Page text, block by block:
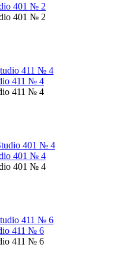
401 № 2
401 № 2
411 № 4
411 № 4
401 № 4
401 № 4
411 № 6
411 № 6